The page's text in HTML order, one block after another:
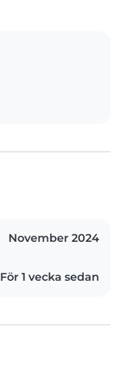
November 2024
För 1 vecka sedan